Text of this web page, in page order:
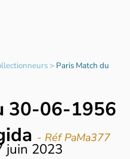
> Paris Match du
30-06-1956
- Réf PaMa377
juin 2023